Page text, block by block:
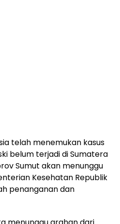
telah menemukan kasus
belum terjadi di Sumatera
Sumut akan menunggu
Kesehatan Republik
penanganan dan